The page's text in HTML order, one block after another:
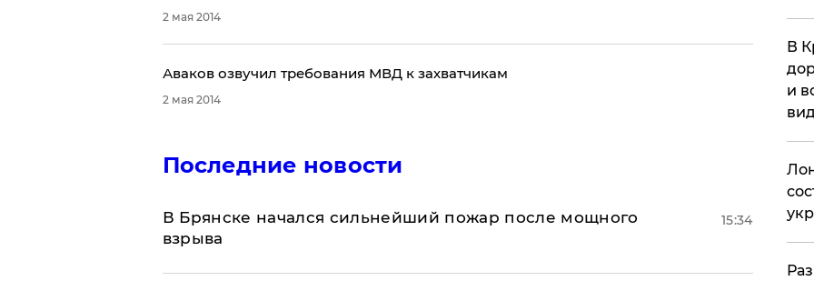
2 мая 2014
Аваков озвучил требования МВД к захватчикам
2 мая 2014
Последние новости
В Брянске начался сильнейший пожар после мощного
взрыва
15:34
В
и